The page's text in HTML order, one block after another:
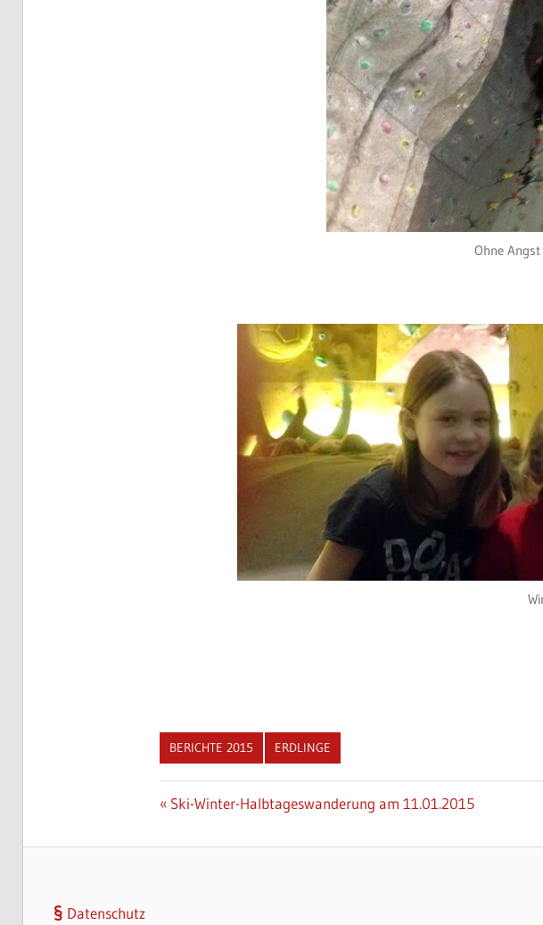
Ohne
BERICHTE 2015 ERDLINGE
Beitragsnavigation
Vorheriger
Ski-Winter-Halbtageswanderung am 11.01.2015
Datenschutz